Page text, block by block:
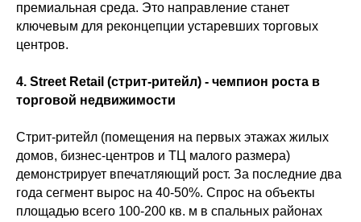
премиальная среда. Это направление станет
ключевым для реконцепции устаревших торговых
центров.
4. Street Retail (стрит-ритейл) - чемпион роста в
торговой недвижимости
Стрит-ритейл (помещения на первых этажах жилых
домов, бизнес-центров и ТЦ малого размера)
демонстрирует впечатляющий рост. За последние два
года сегмент вырос на 40-50%. Спрос на объекты
площадью всего 100-200 кв. м в спальных районах